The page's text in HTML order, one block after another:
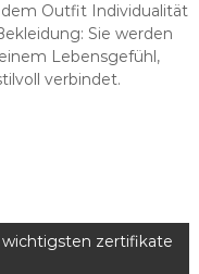
dem Outfit Individualität
Sie werden
Lebensgefühl,
verbindet.
zertifikate